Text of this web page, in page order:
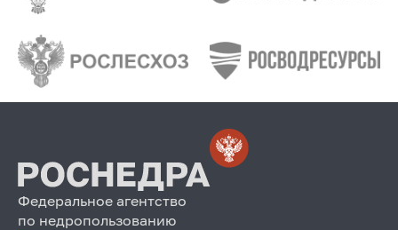
Федеральное агентство
по недропользованию